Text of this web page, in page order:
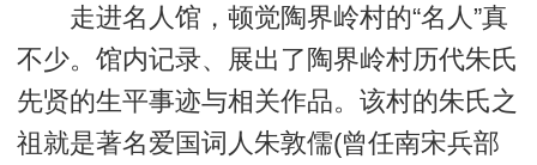
走进名人馆，顿觉陶界岭村的“名人”真
不少。馆内记录、展出了陶界岭村历代朱氏
先贤的生平事迹与相关作品。该村的朱氏之
祖就是著名爱国词人朱敦儒(曾任南宋兵部